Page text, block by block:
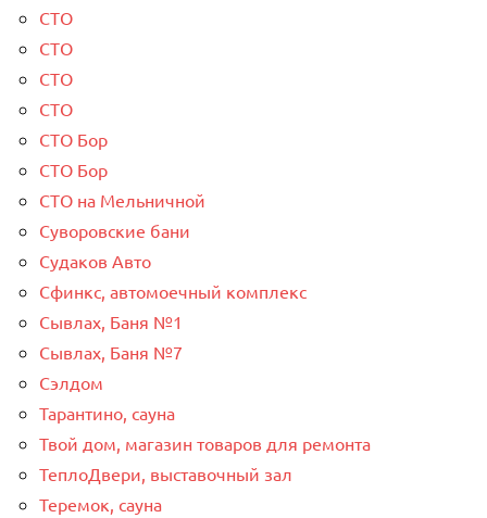
СТО
СТО
СТО
СТО
СТО Бор
СТО Бор
СТО на Мельничной
Суворовские бани
Судаков Авто
Сфинкс, автомоечный комплекс
Сывлах, Баня №1
Сывлах, Баня №7
Сэлдом
Тарантино, сауна
Твой дом, магазин товаров для ремонта
ТеплоДвери, выставочный зал
Теремок, сауна